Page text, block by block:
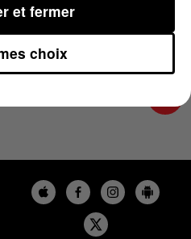
choix
et fermer